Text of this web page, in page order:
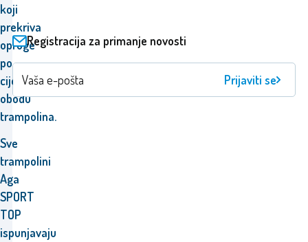
koji
prekriva
opruge
po
cijelom
obodu
trampolina.
Sve
trampolini
Aga
SPORT
TOP
ispunjavaju
Registracija za primanje novosti
Prijaviti se